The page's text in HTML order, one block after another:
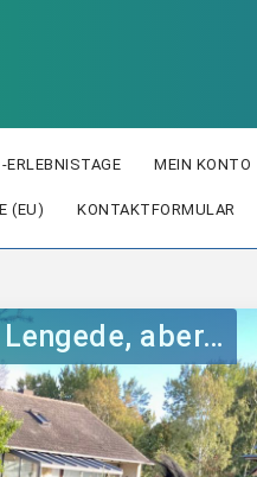
ERLEBNISTAGE MEIN KONTO
(EU) KONTAKTFORMULAR
aber…